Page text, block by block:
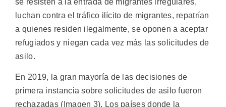
se resisten a la entrada de migrantes irregulares,
luchan contra el tráfico ilícito de migrantes, repatrían
a quienes residen ilegalmente, se oponen a aceptar
refugiados y niegan cada vez más las solicitudes de
asilo.
En 2019, la gran mayoría de las decisiones de
primera instancia sobre solicitudes de asilo fueron
rechazadas (Imagen 3). Los países donde la